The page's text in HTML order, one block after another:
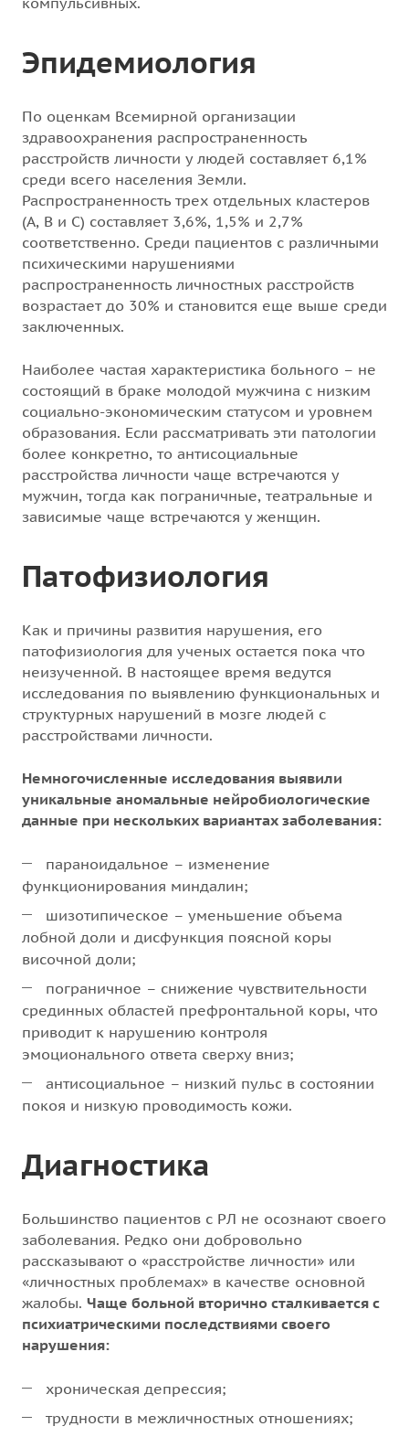
Эпидемиология
По оценкам Всемирной организации
здравоохранения распространенность
расстройств личности у людей составляет 6,1%
среди всего населения Земли.
Распространенность трех отдельных кластеров
(A, B и C) составляет 3,6%, 1,5% и 2,7%
соответственно. Среди пациентов с различными
психическими нарушениями
распространенность личностных расстройств
возрастает до 30% и становится еще выше среди
заключенных.
Наиболее частая характеристика больного – не
состоящий в браке молодой мужчина с низким
социально-экономическим статусом и уровнем
образования. Если рассматривать эти патологии
более конкретно, то антисоциальные
расстройства личности чаще встречаются у
мужчин, тогда как пограничные, театральные и
зависимые чаще встречаются у женщин.
Патофизиология
Как и причины развития нарушения, его
патофизиология для ученых остается пока что
неизученной. В настоящее время ведутся
исследования по выявлению функциональных и
структурных нарушений в мозге людей с
расстройствами личности.
Немногочисленные исследования выявили
уникальные аномальные нейробиологические
данные при нескольких вариантах заболевания:
параноидальное – изменение
функционирования миндалин;
шизотипическое – уменьшение объема
лобной доли и дисфункция поясной коры
височной доли;
пограничное – снижение чувствительности
срединных областей префронтальной коры, что
приводит к нарушению контроля
эмоционального ответа сверху вниз;
антисоциальное – низкий пульс в состоянии
покоя и низкую проводимость кожи.
Диагностика
Большинство пациентов с РЛ не осознают своего
заболевания. Редко они добровольно
рассказывают о «расстройстве личности» или
«личностных проблемах» в качестве основной
жалобы. Чаще больной вторично сталкивается с
психиатрическими последствиями своего
нарушения:
хроническая депрессия;
трудности в межличностных отношениях;